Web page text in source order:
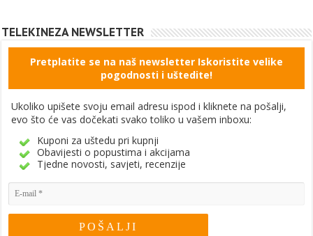
TELEKINEZA NEWSLETTER
Pretplatite se na naš newsletter Iskoristite velike
pogodnosti i uštedite!
Ukoliko upišete svoju email adresu ispod i kliknete na pošalji,
evo što će vas dočekati svako toliko u vašem inboxu:
Kuponi za uštedu pri kupnji
Obavijesti o popustima i akcijama
Tjedne novosti, savjeti, recenzije